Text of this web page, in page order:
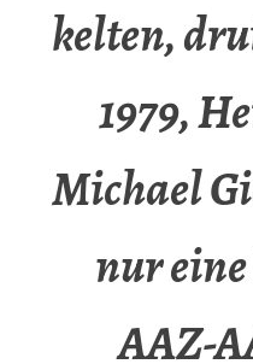
kelten,
1979,
Michael
nur
AAZ-